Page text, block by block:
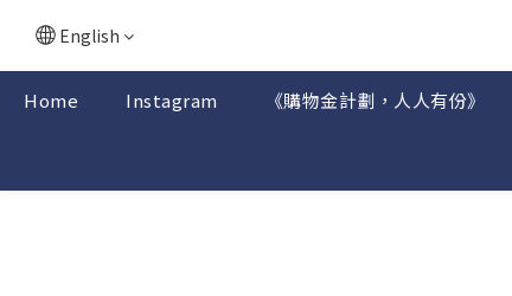
English
Home Instagram 《購物金計劃，人人有份》